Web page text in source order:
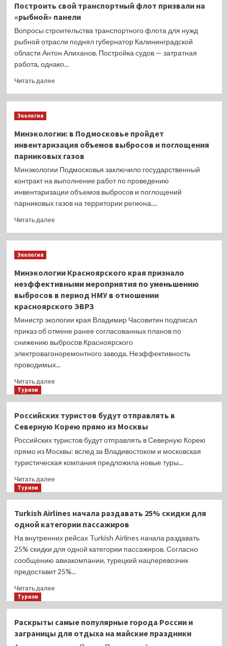
крыс.
пострадавшим.
В
феврале
перевозки
Приморья
выросли
Построить свой транспортный флот призвали на
«рыбной» панели
Вопросы строительства транспортного флота для нужд
рыбной отрасли поднял губернатор Калининградской
области Антон Алиханов. Постройка судов — затратная
работа, однако...
Читать далееПрочитать
флот
призвали
на
«рыбной»
панели
Экология
Минэкологии: в Подмосковье пройдет
инвентаризация объемов выбросов и поглощения
парниковых газов
Минэкологии Подмосковья заключило государственный
контракт на выполнение работ по проведению
инвентаризации объемов выбросов и поглощений
парниковых газов на территории региона....
Читать далееПрочитать
пройдет
инвентаризация
объемов
выбросов
поглощения
парниковых
газов
Экология
Минэкологии Красноярского края признало
неэффективными мероприятия по уменьшению
выбросов в период НМУ в отношении
красноярского ЭВРЗ
Министр экологии края Владимир Часовитин подписал
приказ об отмене ранее согласованных планов по
снижению выбросов Красноярского
электровагоноремонтного завода. Неэффективность
проводимых...
Читать далееПрочитать
Красноярского
края
признало
неэффективными
мероприятия
по
уменьшению
НМУ
в
отношении
красноярского
ЭВРЗ
Туризм
Российских туристов будут отправлять в
Северную Корею прямо из Москвы
Российских туристов будут отправлять в Северную Корею
прямо из Москвы: вслед за Владивостоком и московская
туристическая компания предложила новые туры...
Читать далееПрочитать
туристов
будут
отправлять
Северную
Корею
прямо
Туризм
Turkish Airlines начала раздавать 25% скидки для
одной категории пассажиров
На внутренних рейсах Turkish Airlines начала раздавать
25% скидки для одной категории пассажиров. Согласно
сообщению авиакомпании, турецкий нацперевозчик
предоставит 25%...
Читать далееПрочитать
Airlines
начала
Туризм
Раскрыты самые популярные города России и
заграницы для отдыха на майские праздники